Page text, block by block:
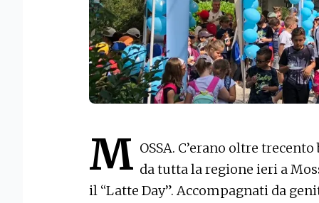
M OSSA. C’erano oltre
da tutta la regione ieri a
il “Latte Day”. Accompagnati da